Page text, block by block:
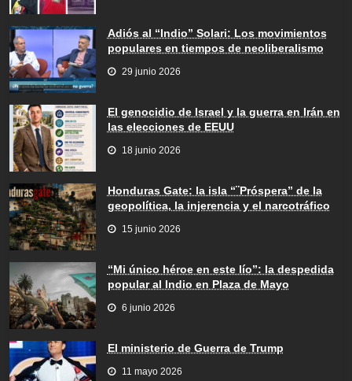
Adiós al “Indio” Solari: Los movimientos
populares en tiempos de neoliberalismo
29 junio 2026
El genocidio de Israel y la guerra en Irán en
las elecciones de EEUU
18 junio 2026
Honduras Gate: la isla “¨Próspera” de la
geopolítica, la injerencia y el narcotráfico
15 junio 2026
“Mi único héroe en este lío”: la despedida
popular al Indio en Plaza de Mayo
6 junio 2026
El ministerio de Guerra de Trump
11 mayo 2026